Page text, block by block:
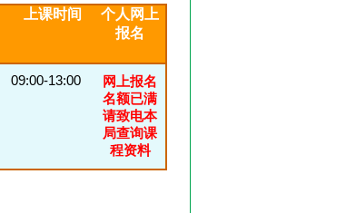
上课时间
个人网上
报名
09:00-13:00
网上报名
名额已满
请致电本
局查询课
程资料